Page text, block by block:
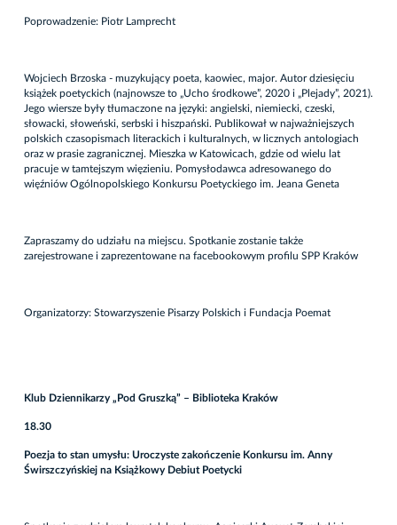
Poprowadzenie: Piotr Lamprecht
Wojciech Brzoska - muzykujący poeta, kaowiec, major. Autor dziesięciu
książek poetyckich (najnowsze to „Ucho środkowe”, 2020 i „Plejady”, 2021).
Jego wiersze były tłumaczone na języki: angielski, niemiecki, czeski,
słowacki, słoweński, serbski i hiszpański. Publikował w najważniejszych
polskich czasopismach literackich i kulturalnych, w licznych antologiach
oraz w prasie zagranicznej. Mieszka w Katowicach, gdzie od wielu lat
pracuje w tamtejszym więzieniu. Pomysłodawca adresowanego do
więźniów Ogólnopolskiego Konkursu Poetyckiego im. Jeana Geneta
Zapraszamy do udziału na miejscu. Spotkanie zostanie także
zarejestrowane i zaprezentowane na facebookowym profilu SPP Kraków
Organizatorzy: Stowarzyszenie Pisarzy Polskich i Fundacja Poemat
Klub Dziennikarzy „Pod Gruszką” – Biblioteka Kraków
18.30
Poezja to stan umysłu: Uroczyste zakończenie Konkursu im. Anny
Świrszczyńskiej na Książkowy Debiut Poetycki